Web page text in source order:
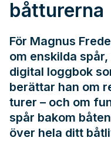
båtturerna
För Magnus
om enskilda
digital loggbok
berättar han om
turer – och om
spår bakom
över hela ditt